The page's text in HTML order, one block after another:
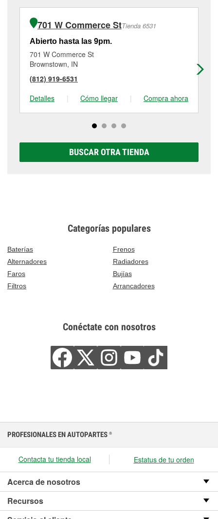
701 W Commerce StTienda 6531
Abierto hasta las 9pm.
701 W Commerce St
Brownstown, IN
(812) 919-6531
Detalles
| Cómo llegar | Compra ahora
BUSCAR OTRA TIENDA
Categorías populares
Baterías
Frenos
Alternadores
Radiadores
Faros
Bujías
Filtros
Arrancadores
Conéctate con nosotros
PROFESIONALES EN AUTOPARTES ®
Contacta tu tienda local Estatus de tu orden
Acerca de nosotros
Recursos